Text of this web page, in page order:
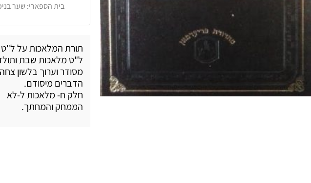
בית הספארי: שער
תורת המלאכות על
ל"ט מלאכות שבת
מסודר וערוך בלשון
הדברים מיסודם.
חלק ח- מלאכות ל-לא
הממחק והמחתך.